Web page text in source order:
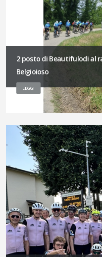
2 posto di Beautifulodi al
Belgioioso
LEGGI